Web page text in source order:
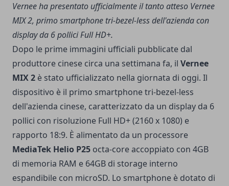
Vernee ha presentato ufficialmente il tanto atteso Vernee
MIX 2, primo smartphone tri-bezel-less dell'azienda con
display da 6 pollici Full HD+.
Dopo le prime immagini ufficiali pubblicate dal
produttore cinese circa una settimana fa, il Vernee
MIX 2 è stato ufficializzato nella giornata di oggi. Il
dispositivo è il primo smartphone tri-bezel-less
dell'azienda cinese, caratterizzato da un display da 6
pollici con risoluzione Full HD+ (2160 x 1080) e
rapporto 18:9. È alimentato da un processore
MediaTek Helio P25 octa-core accoppiato con 4GB
di memoria RAM e 64GB di storage interno
espandibile con microSD. Lo smartphone è dotato di